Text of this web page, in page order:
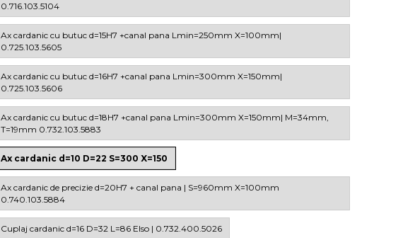
0.716.103.5104
Ax cardanic cu butuc d=15H7 +canal pana Lmin=250mm X=100mm|
0.725.103.5605
Ax cardanic cu butuc d=16H7 +canal pana Lmin=300mm X=150mm|
0.725.103.5606
Ax cardanic cu butuc d=18H7 +canal pana Lmin=300mm X=150mm| M=34mm,
T=19mm 0.732.103.5883
Ax cardanic d=10 D=22 S=300 X=150
Ax cardanic de precizie d=20H7 + canal pana | S=960mm X=100mm
0.740.103.5884
Cuplaj cardanic d=16 D=32 L=86 Elso | 0.732.400.5026